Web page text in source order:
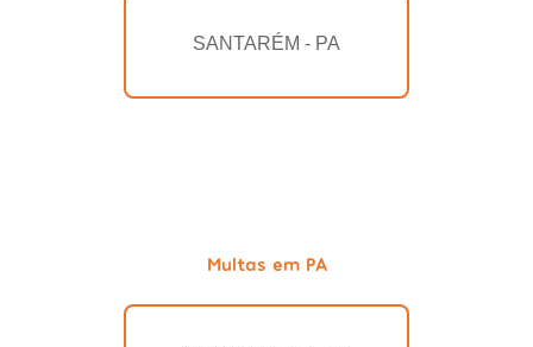
SANTARÉM - PA
Multas em PA